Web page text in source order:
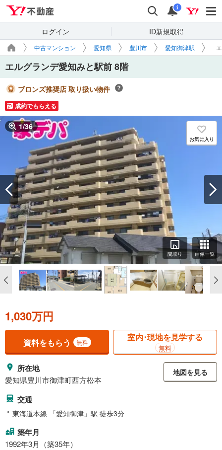
検索 通知
i
ログイン ID新規取得
中古マンション 愛知県 豊川市 愛知御津駅
エルグランデ愛知みと駅前 8階
ブロンズ推奨店 取り扱い物件
成約でもらえる
1/36
お気に入り
間取り 画像一覧
1,030万円
資料をもらう 無料 室内･現地を見学する
無料
所在地
愛知県豊川市御津町西方松本
地図を見る
交通
東海道本線 「愛知御津」駅 徒歩3分
築年月
1992年3月（築35年）